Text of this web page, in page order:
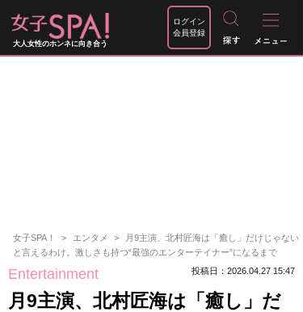
大人女性のホンネに向き合う
ログイン
会員登録
女子SPA！ エンタメ
月9主演、北村匠海は「癒し」だけじゃない
と言えるわけ。激しさも持つ“最強のエンターテイナー”になるまで
Entertainment 投稿日：2026.04.27 15:47
月9主演、北村匠海は「癒し」だ